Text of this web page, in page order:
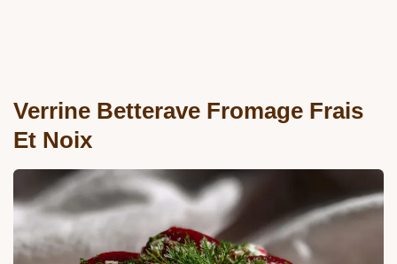
Verrine Betterave Fromage Frais
Et Noix